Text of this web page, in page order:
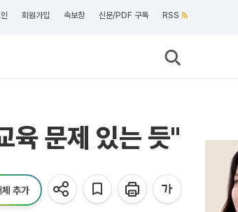
회원가입 속보창 신문/PDF 구독 RSS
육 문제 있는 듯"
추가